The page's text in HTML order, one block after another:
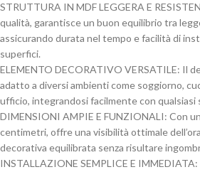
STRUTTURA IN MDF LEGGERA E
qualità, garantisce un buon equilibrio tra
assicurando durata nel tempo e facilità di
superfici.
ELEMENTO DECORATIVO VERSATILE: Il
adatto a diversi ambienti come soggiorno,
ufficio, integrandosi facilmente con qualsiasi
DIMENSIONI AMPIE E FUNZIONALI: Con
centimetri, offre una visibilità ottimale
decorativa equilibrata senza risultare
INSTALLAZIONE SEMPLICE E